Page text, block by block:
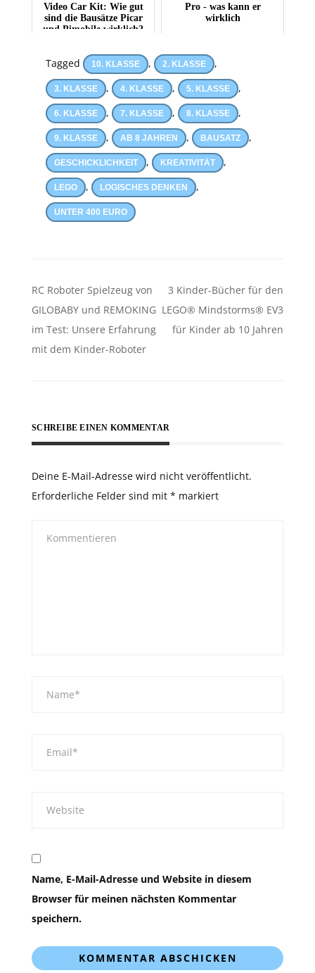
Video Car Kit: Wie gut
sind die Bausätze Picar
und Pimobile wirklich?
Pro - was kann er
wirklich
Tagged 10. KLASSE , 2. KLASSE ,
3. KLASSE , 4. KLASSE , 5. KLASSE ,
6. KLASSE , 7. KLASSE , 8. KLASSE ,
9. KLASSE , AB 8 JAHREN , BAUSATZ ,
GESCHICKLICHKEIT , KREATIVITÄT ,
LEGO , LOGISCHES DENKEN ,
UNTER 400 EURO
Beitragsnavigation
RC Roboter Spielzeug von
GILOBABY und REMOKING
im Test: Unsere Erfahrung
mit dem Kinder-Roboter
3 Kinder-Bücher für den
LEGO® Mindstorms® EV3
für Kinder ab 10 Jahren
SCHREIBE EINEN KOMMENTAR
Deine E-Mail-Adresse wird nicht veröffentlicht.
Erforderliche Felder sind mit * markiert
Name, E-Mail-Adresse und Website in diesem
Browser für meinen nächsten Kommentar
speichern.